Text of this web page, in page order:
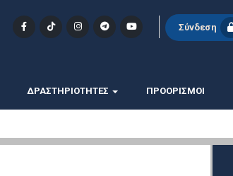
Σύνδεση
ΔΡΑΣΤΗΡΙΟΤΗΤΕΣ ΠΡΟΟΡΙΣΜΟΙ